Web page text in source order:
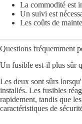
La commodité est
Un suivi est
Les coûts de
Questions fréquemment
Un fusible est-il plus sûr
Les deux sont sûrs
installés. Les fusibles
rapidement, tandis que
caractéristiques de